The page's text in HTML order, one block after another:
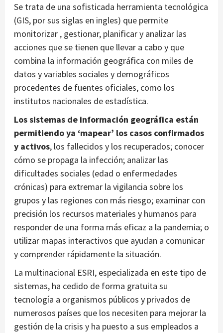
Se trata de una sofisticada herramienta tecnológica
(GIS, por sus siglas en ingles) que permite
monitorizar , gestionar, planificar y analizar las
acciones que se tienen que llevar a cabo y que
combina la información geográfica con miles de
datos y variables sociales y demográficos
procedentes de fuentes oficiales, como los
institutos nacionales de estadística.
Los sistemas de información geográfica están
permitiendo ya ‘mapear’ los casos confirmados
y activos, los fallecidos y los recuperados; conocer
cómo se propaga la infección; analizar las
dificultades sociales (edad o enfermedades
crónicas) para extremar la vigilancia sobre los
grupos y las regiones con más riesgo; examinar con
precisión los recursos materiales y humanos para
responder de una forma más eficaz a la pandemia; o
utilizar mapas interactivos que ayudan a comunicar
y comprender rápidamente la situación.
La multinacional ESRI, especializada en este tipo de
sistemas, ha cedido de forma gratuita su
tecnología a organismos públicos y privados de
numerosos países que los necesiten para mejorar la
gestión de la crisis y ha puesto a sus empleados a